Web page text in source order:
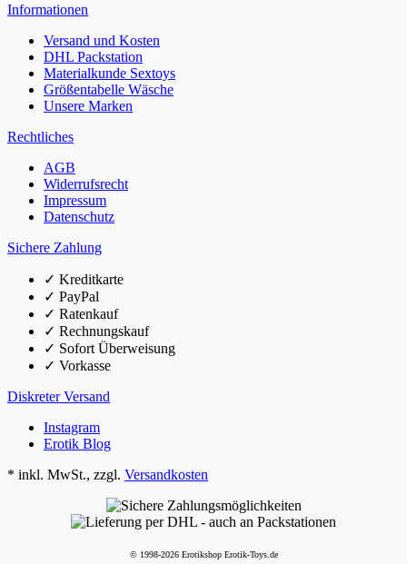
Informationen
Versand und Kosten
DHL Packstation
Materialkunde Sextoys
Größentabelle Wäsche
Unsere Marken
Rechtliches
AGB
Widerrufsrecht
Impressum
Datenschutz
Sichere Zahlung
✓ Kreditkarte
✓ PayPal
✓ Ratenkauf
✓ Rechnungskauf
✓ Sofort Überweisung
✓ Vorkasse
Diskreter Versand
Instagram
Erotik Blog
* inkl. MwSt., zzgl. Versandkosten
© 1998-2026 Erotikshop Erotik-Toys.de